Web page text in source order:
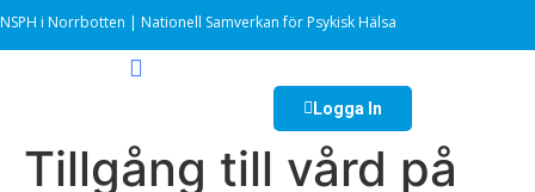
NSPH i Norrbotten | Nationell Samverkan för Psykisk Hälsa
Logga In
Tillgång till vård på